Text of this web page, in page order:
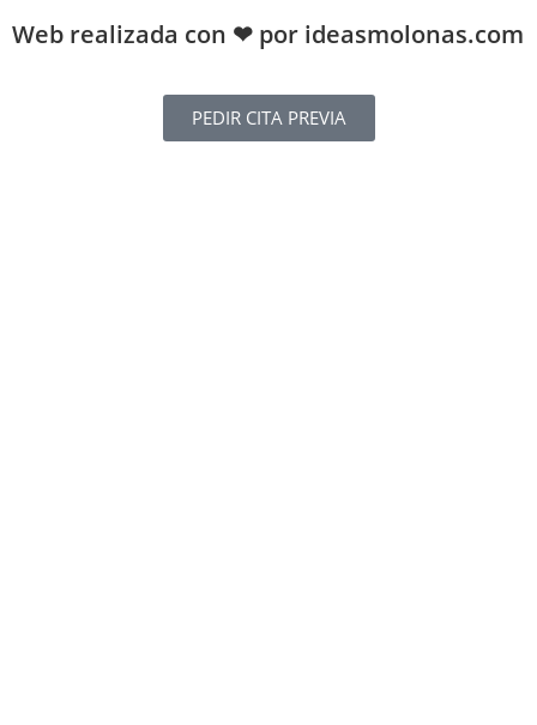
Web realizada con ❤ por ideasmolonas.com
PEDIR CITA PREVIA